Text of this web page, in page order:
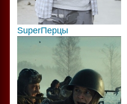
SuperПерцы